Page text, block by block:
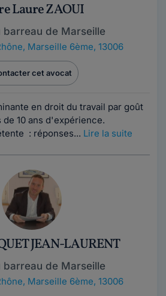
Laure ZAOUI
barreau de Marseille
, Marseille 6ème, 13006
cet avocat
en droit du travail par goût
10 ans d'expérience.
: réponses... Lire la suite
JEAN-LAURENT
barreau de Marseille
, Marseille 6ème, 13006